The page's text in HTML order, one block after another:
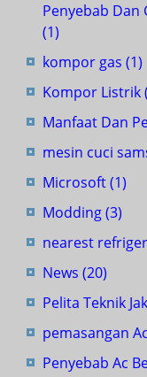
Penyebab Dan
(1)
kompor gas (1)
Kompor Listrik
Manfaat Dan
mesin cuci
Microsoft(1)
Modding(3)
nearest
News (20)
Pelita Teknik
pemasangan Ac
Penyebab Ac